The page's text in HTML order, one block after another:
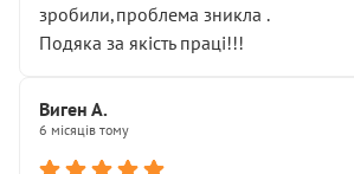
зробили,проблема зникла .
Подяка за якість праці!!!
Виген А.
6 місяців тому